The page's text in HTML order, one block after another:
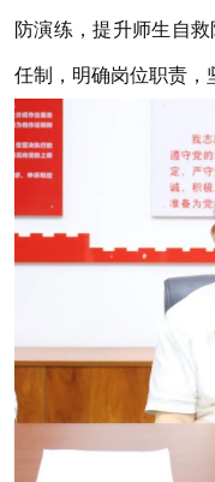
防演练，提升师生自
任制，明确岗位职责，